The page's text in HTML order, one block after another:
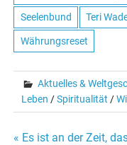
Seelenbund Teri
Währungsreset
Aktuelles &
Leben /Spiritualität /
« Es ist an der Zeit,